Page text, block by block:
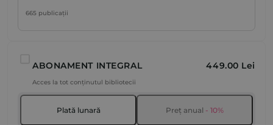
665 publicații
ABONAMENT INTEGRAL 449.00 Lei
Acces la tot conținutul bibliotecii
Plată lunară Preț anual - 10%